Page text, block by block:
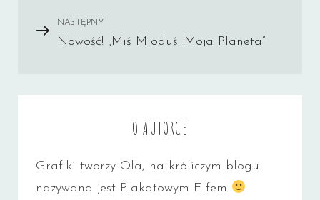
Następny
wpis
NASTĘPNY
Nowość! „Miś Mioduś. Moja Planeta”
O AUTORCE
Grafiki tworzy Ola, na króliczym blogu
nazywana jest Plakatowym Elfem